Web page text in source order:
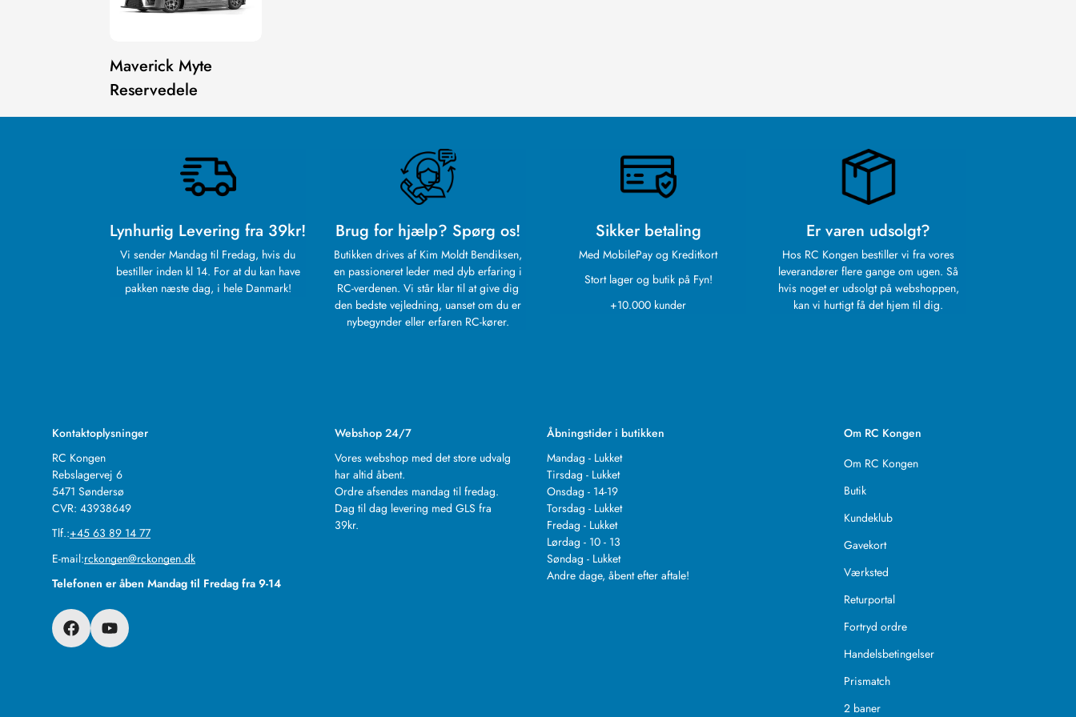
Maverick Myte
Reservedele
Lynhurtig Levering fra 39kr!
Vi sender Mandag til Fredag, hvis du
bestiller inden kl 14. For at du kan have
pakken næste dag, i hele Danmark!
Brug for hjælp? Spørg os!
Butikken drives af Kim Moldt Bendiksen,
en passioneret leder med dyb erfaring i
RC-verdenen. Vi står klar til at give dig
den bedste vejledning, uanset om du er
nybegynder eller erfaren RC-kører.
Sikker betaling
Med MobilePay og Kreditkort
Stort lager og butik på Fyn!
+10.000 kunder
Er varen udsolgt?
Hos RC Kongen bestiller vi fra vores
leverandører flere gange om ugen. Så
hvis noget er udsolgt på webshoppen,
kan vi hurtigt få det hjem til dig.
Kontaktoplysninger
RC Kongen
Rebslagervej 6
5471 Søndersø
CVR: 43938649
Tlf.:+45 63 89 14 77
E-mail:rckongen@rckongen.dk
Telefonen er åben Mandag til Fredag fra 9-14
Webshop 24/7
Vores webshop med det store udvalg
har altid åbent.
Ordre afsendes mandag til fredag.
Dag til dag levering med GLS fra
39kr.
Åbningstider i butikken
Mandag - Lukket
Tirsdag - Lukket
Onsdag - 14-19
Torsdag - Lukket
Fredag - Lukket
Lørdag - 10 - 13
Søndag - Lukket
Andre dage, åbent efter aftale!
Om RC Kongen
Om RC Kongen
Butik
Kundeklub
Gavekort
Værksted
Returportal
Fortryd ordre
Handelsbetingelser
Prismatch
2 baner